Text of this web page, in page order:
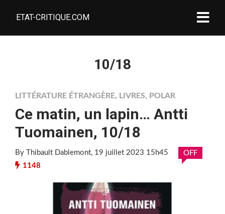
ETAT-CRITIQUE.COM
10/18
LITTÉRATURE ÉTRANGÈRE, LIVRES, POLAR
Ce matin, un lapin… Antti
Tuomainen, 10/18
By Thibault Dablemont, 19 juillet 2023 15h45
OFF
1148